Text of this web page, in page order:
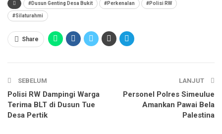
#Dusun Genting Desa Bukit #Perkenalan #Polisi RW
#Silaturahmi
Share
SEBELUM
Polisi RW Dampingi Warga
Terima BLT di Dusun Tue
Desa Pertik
LANJUT
Personel Polres Simeulue
Amankan Pawai Bela
Palestina